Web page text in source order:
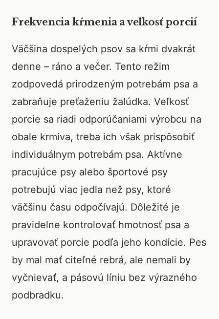
Frekvencia kŕmenia a veľkosť porcií
Väčšina dospelých psov sa kŕmi dvakrát
denne – ráno a večer. Tento režim
zodpovedá prirodzeným potrebám psa a
zabraňuje preťaženiu žalúdka. Veľkosť
porcie sa riadi odporúčaniami výrobcu na
obale krmiva, treba ich však prispôsobiť
individuálnym potrebám psa. Aktívne
pracujúce psy alebo športové psy
potrebujú viac jedla než psy, ktoré
väčšinu času odpočívajú. Dôležité je
pravidelne kontrolovať hmotnosť psa a
upravovať porcie podľa jeho kondície. Pes
by mal mať citeľné rebrá, ale nemali by
vyčnievať, a pásovú líniu bez výrazného
podbradku.